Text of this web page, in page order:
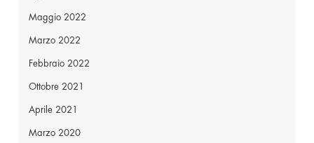
Maggio 2022
Marzo 2022
Febbraio 2022
Ottobre 2021
Aprile 2021
Marzo 2020